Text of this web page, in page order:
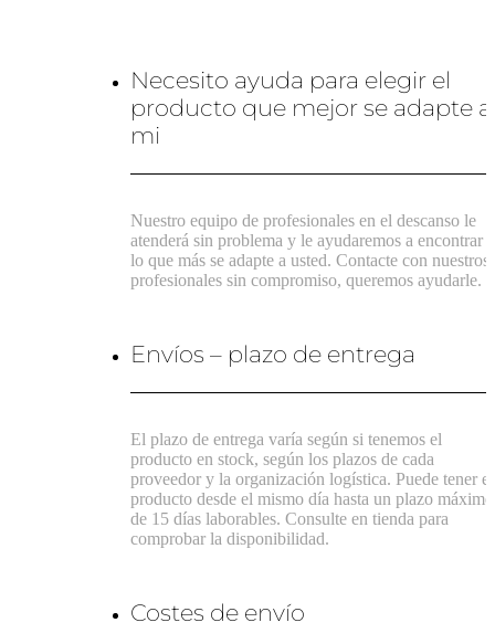
Necesito ayuda para elegir el
producto que mejor se adapte a
mi
Nuestro equipo de profesionales en el descanso le
atenderá sin problema y le ayudaremos a encontrar
lo que más se adapte a usted. Contacte con nuestros
profesionales sin compromiso, queremos ayudarle.
Envíos – plazo de entrega
El plazo de entrega varía según si tenemos el
producto en stock, según los plazos de cada
proveedor y la organización logística. Puede tener el
producto desde el mismo día hasta un plazo máximo
de 15 días laborables. Consulte en tienda para
comprobar la disponibilidad.
Costes de envío